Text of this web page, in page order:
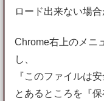
ロード出来ない場合
Chrome右上のメニ
し、
『このファイルは
とあるところを『保